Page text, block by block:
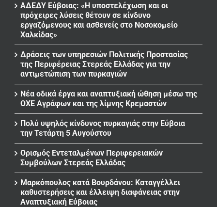
ΑΔΕΔΥ Εύβοιας: «Η υποστελέχωση και οι
πρόχειρες λύσεις θέτουν σε κίνδυνο
εργαζόμενους και ασθενείς στο Νοσοκομείο
Χαλκίδας»
Δράσεις των υπηρεσιών Πολιτικής Προστασίας
της Περιφέρειας Στερεάς Ελλάδας για την
αντιμετώπιση των πυρκαγιών
Νέα οδικά έργα και αναπτυξιακή ώθηση μέσω της
ΟΧΕ Αγράφων και της λίμνης Κρεμαστών
Πολύ υψηλός κίνδυνος πυρκαγιάς στην Εύβοια
την Τετάρτη 5 Αυγούστου
Ορισμός Εντεταλμένων Περιφερειακών
Συμβούλων Στερεάς Ελλάδας
Μαρκόπουλος κατά Βουρδάνου: Καταγγέλλει
καθυστερήσεις και έλλειψη διαφάνειας στην
Αναπτυξιακή Εύβοιας